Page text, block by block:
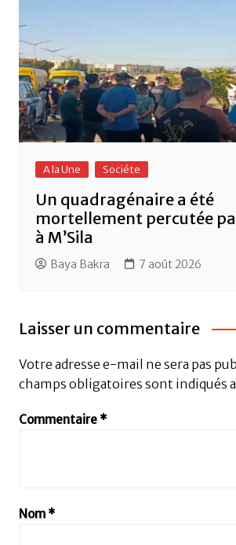
A la Une Sociéte
Un quadragénaire a été
mortellement percutée
à M’Sila
Baya Bakra 7 août 2026
Laisser un commentaire
Votre adresse e-mail ne sera pas
champs obligatoires sont indiqués
Commentaire *
Nom *